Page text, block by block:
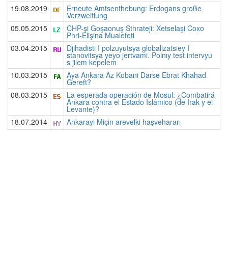
19.08.2019
Erneute Amtsenthebung: Erdogans große
Verzweiflung
05.05.2015
CHP-şi Goşaonuş Sthrateji: Xetselaşi Coxo
Phri-Elişina Mualefeti
03.04.2015
Djihadisti I polzuyutsya globalizatsiey I
stanovitsya yeyo jertvami. Polnıy test intervyu
s jilem kepelem
10.03.2015
Aya Ankara Az Kobani Darse Ebrat Khahad
Gereft?
08.03.2015
La esperada operación de Mosul: ¿Combatirá
Ankara contra el Estado Islámico (de Irak y el
Levante)?
18.07.2014
Ankarayi Miçin arevelki haşvehararı